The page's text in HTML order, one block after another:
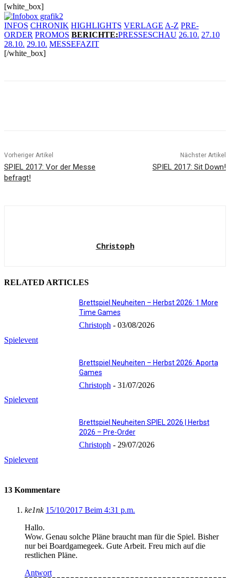
[white_box]
INFOS CHRONIK HIGHLIGHTS VERLAGE A-Z PRE-
ORDER PROMOS BERICHTE:PRESSESCHAU 26.10. 27.10
28.10. 29.10. MESSEFAZIT
[/white_box]
Vorheriger Artikel
SPIEL 2017: Vor der Messe
befragt!
Nächster Artikel
SPIEL 2017: Sit Down!
Christoph
RELATED ARTICLES
Spielevent
Brettspiel Neuheiten – Herbst 2026: 1 More
Time Games
Christoph - 03/08/2026
Spielevent
Brettspiel Neuheiten – Herbst 2026: Aporta
Games
Christoph - 31/07/2026
Spielevent
Brettspiel Neuheiten SPIEL 2026 | Herbst
2026 – Pre-Order
Christoph - 29/07/2026
13 Kommentare
ke1nk 15/10/2017 Beim 4:31 p.m.
Hallo.
Wow. Genau solche Pläne braucht man für die Spiel. Bisher
nur bei Boardgamegeek. Gute Arbeit. Freu mich auf die
restlichen Pläne.
Antwort